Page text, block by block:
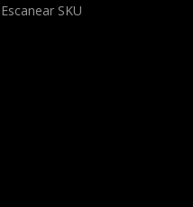
Escanear SKU